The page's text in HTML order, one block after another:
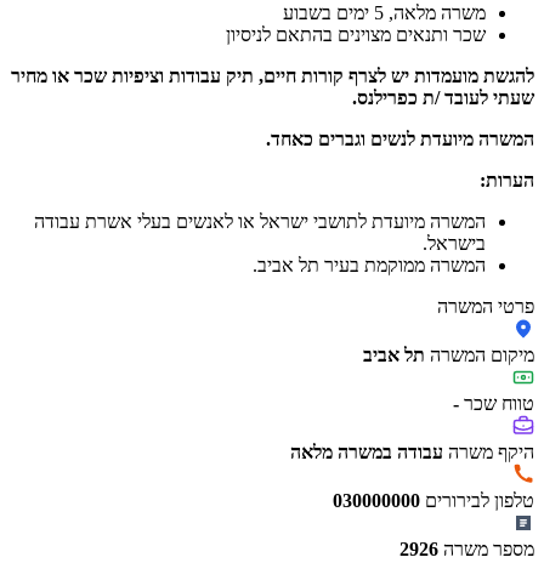
משרה מלאה, 5 ימים בשבוע
שכר ותנאים מצוינים בהתאם לניסיון
להגשת מועמדות יש לצרף קורות חיים, תיק עבודות וציפיות שכר או מחיר
שעתי לעובד /ת כפרילנס.
המשרה מיועדת לנשים וגברים כאחד.
הערות:
המשרה מיועדת לתושבי ישראל או לאנשים בעלי אשרת עבודה
בישראל.
המשרה ממוקמת בעיר תל אביב.
פרטי המשרה
מיקום המשרה תל אביב
טווח שכר -
היקף משרה עבודה במשרה מלאה
טלפון לבירורים 030000000
מספר משרה 2926